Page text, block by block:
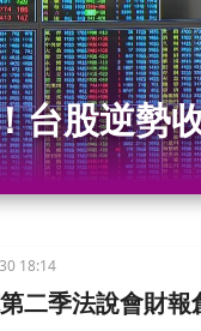
台股逆勢
18:14
二季法說會財